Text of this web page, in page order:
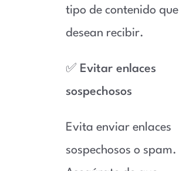
tipo de contenido que
desean recibir.
✅ Evitar enlaces
sospechosos
Evita enviar enlaces
sospechosos o spam.